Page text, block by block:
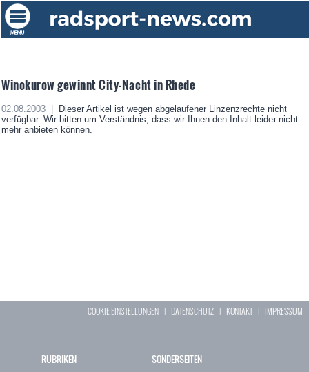
Winokurow gewinnt City-Nacht in Rhede
02.08.2003 |
Dieser Artikel ist wegen abgelaufener Linzenzrechte nicht
verfügbar. Wir bitten um Verständnis, dass wir Ihnen den Inhalt leider nicht
mehr anbieten können.
COOKIE EINSTELLUNGEN | DATENSCHUTZ | KONTAKT| IMPRESSUM
RUBRIKEN SONDERSEITEN